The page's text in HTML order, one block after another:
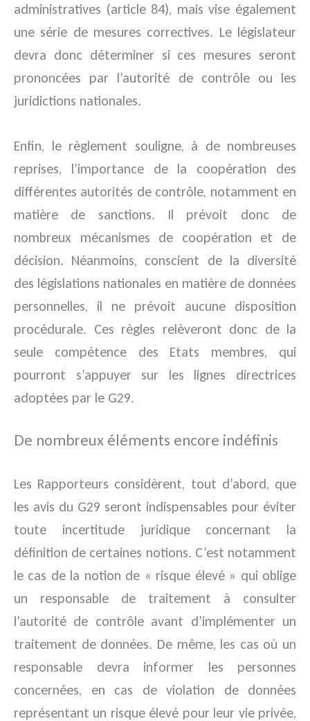
administratives (article 84), mais vise également
une série de mesures correctives. Le législateur
devra donc déterminer si ces mesures seront
prononcées par l’autorité de contrôle ou les
juridictions nationales.
Enfin, le règlement souligne, à de nombreuses
reprises, l’importance de la coopération des
différentes autorités de contrôle, notamment en
matière de sanctions. Il prévoit donc de
nombreux mécanismes de coopération et de
décision. Néanmoins, conscient de la diversité
des législations nationales en matière de données
personnelles, il ne prévoit aucune disposition
procédurale. Ces règles relèveront donc de la
seule compétence des Etats membres, qui
pourront s’appuyer sur les lignes directrices
adoptées par le G29.
De nombreux éléments encore indéfinis
Les Rapporteurs considèrent, tout d’abord, que
les avis du G29 seront indispensables pour éviter
toute incertitude juridique concernant la
définition de certaines notions. C’est notamment
le cas de la notion de « risque élevé » qui oblige
un responsable de traitement à consulter
l’autorité de contrôle avant d’implémenter un
traitement de données. De même, les cas où un
responsable devra informer les personnes
concernées, en cas de violation de données
représentant un risque élevé pour leur vie privée,